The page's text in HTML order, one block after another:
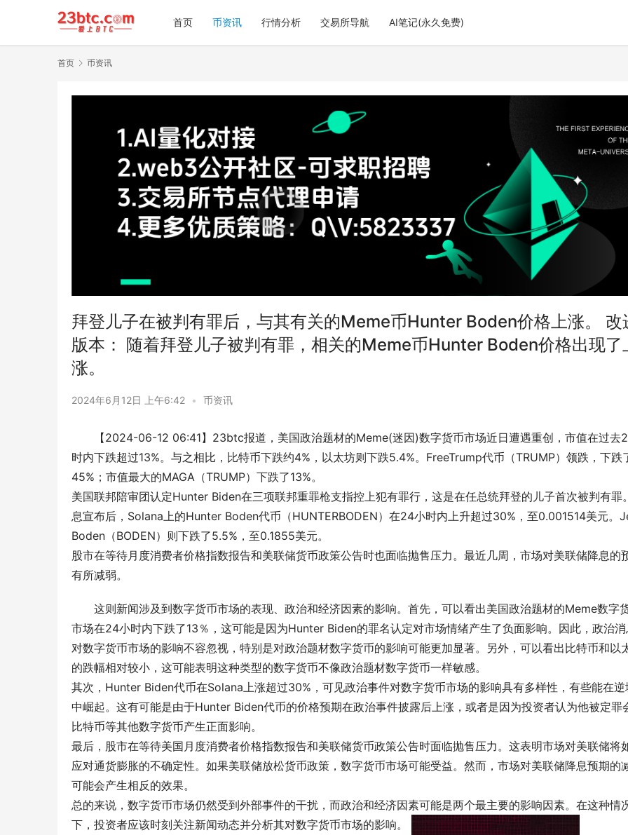
首页 币资讯 行情分析 交易所导航 AI笔记(永久免费)
首页 币资讯
拜登儿子在被判有罪后，与其有关的Meme币Hunter Boden价格上涨。 改
版本： 随着拜登儿子被判有罪，相关的Meme币Hunter Boden价格出现了
涨。
2024年6月12日 上午6:42 • 币资讯
【2024-06-12 06:41】23btc报道，美国政治题材的Meme(迷因)数字货币市场近日遭遇重创，市值在过去
时内下跌超过13%。与之相比，比特币下跌约4%，以太坊则下跌5.4%。FreeTrump代币（TRUMP）领跌，下跌
45%；市值最大的MAGA（TRUMP）下跌了13%。
美国联邦陪审团认定Hunter Biden在三项联邦重罪枪支指控上犯有罪行，这是在任总统拜登的儿子首次被判有罪
息宣布后，Solana上的Hunter Boden代币（HUNTERBODEN）在24小时内上升超过30%，至0.001514美元。
Boden（BODEN）则下跌了5.5%，至0.1855美元。
股市在等待月度消费者价格指数报告和美联储货币政策公告时也面临抛售压力。最近几周，市场对美联储降息的
有所减弱。
这则新闻涉及到数字货币市场的表现、政治和经济因素的影响。首先，可以看出美国政治题材的Meme数字
市场在24小时内下跌了13％，这可能是因为Hunter Biden的罪名认定对市场情绪产生了负面影响。因此，政治消
对数字货币市场的影响不容忽视，特别是对政治题材数字货币的影响可能更加显著。另外，可以看出比特币和以
的跌幅相对较小，这可能表明这种类型的数字货币不像政治题材数字货币一样敏感。
其次，Hunter Biden代币在Solana上涨超过30%，可见政治事件对数字货币市场的影响具有多样性，有些能在逆
中崛起。这有可能是由于Hunter Biden代币的价格预期在政治事件披露后上涨，或者是因为投资者认为他被定罪
比特币等其他数字货币产生正面影响。
最后，股市在等待美国月度消费者价格指数报告和美联储货币政策公告时面临抛售压力。这表明市场对美联储将
应对通货膨胀的不确定性。如果美联储放松货币政策，数字货币市场可能受益。然而，市场对美联储降息预期的
可能会产生相反的效果。
总的来说，数字货币市场仍然受到外部事件的干扰，而政治和经济因素可能是两个最主要的影响因素。在这种情
下，投资者应该时刻关注新闻动态并分析其对数字货币市场的影响。